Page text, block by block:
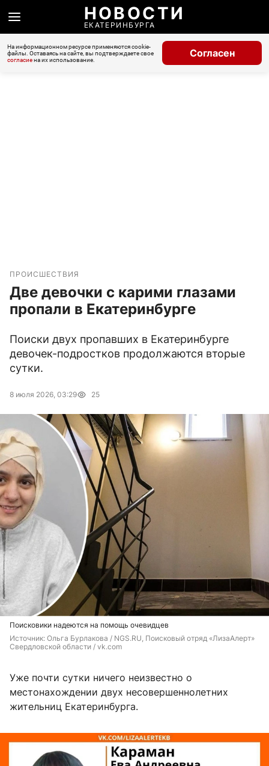
НОВОСТИ
ЕКАТЕРИНБУРГА
На информационном ресурсе применяются cookie-
файлы. Оставаясь на сайте, вы подтверждаете свое
согласиена их использование.
Согласен
ПРОИСШЕСТВИЯ
Две девочки с карими глазами
пропали в Екатеринбурге
Поиски двух пропавших в Екатеринбурге
девочек-подростков продолжаются вторые
сутки.
8 июля 2026, 03:29 25
Поисковики надеются на помощь очевидцев
Источник: Ольга Бурлакова / NGS.RU, Поисковый отряд «ЛизаАлерт»
Свердловской области / vk.com
Уже почти сутки ничего неизвестно о
местонахождении двух несовершеннолетних
жительниц Екатеринбурга.